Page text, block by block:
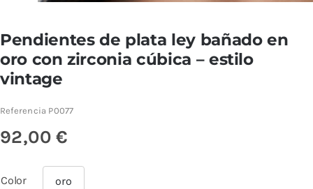
Pendientes de plata ley bañado en
oro con zirconia cúbica – estilo
vintage
Referencia P0077
92,00€
Color oro